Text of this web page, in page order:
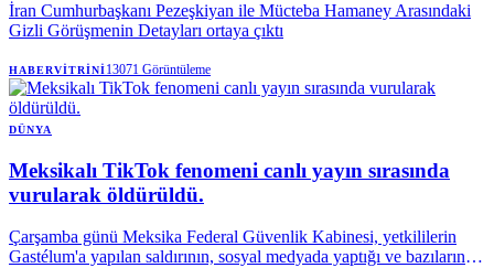
İran Cumhurbaşkanı Pezeşkiyan ile Mücteba Hamaney Arasındaki
Gizli Görüşmenin Detayları ortaya çıktı
HABERVITRINI13071 Görüntüleme
DÜNYA
Meksikalı TikTok fenomeni canlı yayın sırasında
vurularak öldürüldü.
Çarşamba günü Meksika Federal Güvenlik Kabinesi, yetkililerin
Gastélum'a yapılan saldırının, sosyal medyada yaptığı ve bazılarında